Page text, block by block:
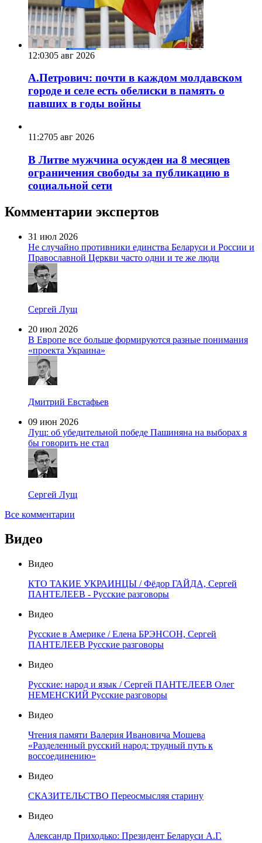
12:0305 авг 2026
А.Петрович: почти в каждом молдавском
городе и селе есть обелиски в память о
павших в годы войны
11:2705 авг 2026
В Литве мужчина осужден на 8 месяцев
ограничения свободы за публикацию в
социальной сети
Комментарии экспертов
31 июл 2026
Не случайно противники единства Беларуси и России и
Православной Церкви часто одни и те же люди
Сергей Лущ
20 июл 2026
В Европе все больше формируются разные понимания
«проекта Украина»
Дмитрий Евстафьев
09 июн 2026
Лущ: об убедительной победе Пашиняна на выборах я
бы говорить не стал
Сергей Лущ
Все комментарии
Видео
Видео
КТО ТАКИЕ УКРАИНЦЫ / Фёдор ГАЙДА, Сергей
ПАНТЕЛЕЕВ - Русские разговоры
Видео
Русские в Америке / Елена БРЭНСОН, Сергей
ПАНТЕЛЕЕВ Русские разговоры
Видео
Русские: народ и язык / Сергей ПАНТЕЛЕЕВ Олег
НЕМЕНСКИЙ Русские разговоры
Видео
Чтения памяти Валерия Ивановича Мошева
«Разделенный русский народ: трудный путь к
воссоединению»
Видео
СКАЗИТЕЛЬСТВО Переосмысляя старину
Видео
Александр Приходько: Президент Беларуси А.Г.